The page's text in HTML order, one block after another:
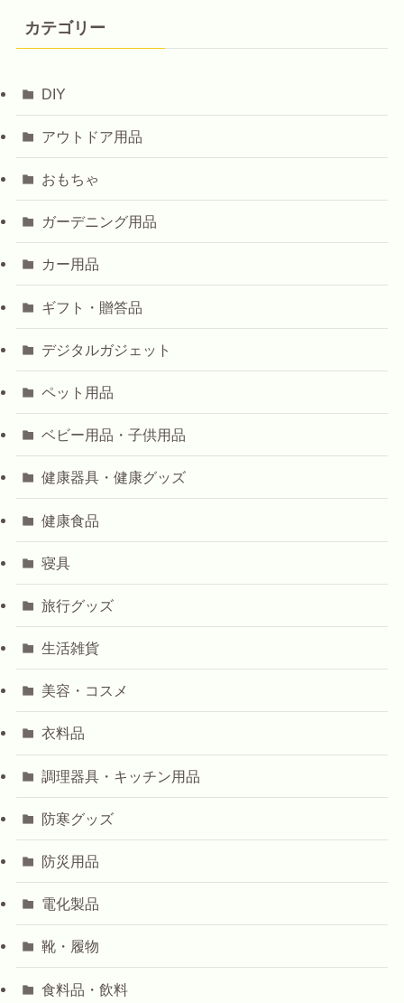
カテゴリー
DIY
アウトドア用品
おもちゃ
ガーデニング用品
カー用品
ギフト・贈答品
デジタルガジェット
ペット用品
ベビー用品・子供用品
健康器具・健康グッズ
健康食品
寝具
旅行グッズ
生活雑貨
美容・コスメ
衣料品
調理器具・キッチン用品
防寒グッズ
防災用品
電化製品
靴・履物
食料品・飲料